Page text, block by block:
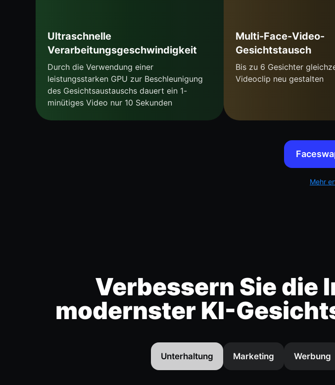
Ultraschnelle
Verarbeitungsgeschwindigkeit
Durch die Verwendung einer
leistungsstarken GPU zur Beschleunigung
des Gesichtsaustauschs dauert ein 1-
minütiges Video nur 10 Sekunden
Multi-Face-Video-
Gesichtstausch
Bis zu 6 Gesichter
Videoclip neu gestalten
Mehr
Verbessern Sie die
modernster KI-
Unterhaltung Marketing Werbung